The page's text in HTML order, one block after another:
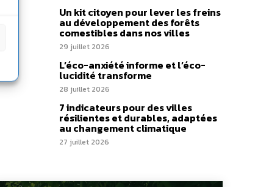
Un kit citoyen pour lever les freins
au développement des forêts
comestibles dans nos villes
29 juillet 2026
L’éco-anxiété informe et l’éco-
lucidité transforme
28 juillet 2026
7 indicateurs pour des villes
résilientes et durables, adaptées
au changement climatique
27 juillet 2026